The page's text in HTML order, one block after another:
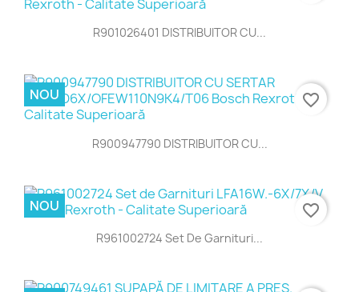
R901026401 DISTRIBUITOR CU...
R900947790 DISTRIBUITOR CU...
NOU favorite_border
R961002724 Set De Garnituri...
NOU favorite_border